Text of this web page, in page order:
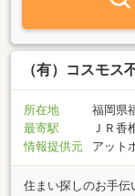
（有）コスモス
所在地
福岡県
最寄駅
ＪＲ香
情報提供元
アット
住まい探しのお手伝